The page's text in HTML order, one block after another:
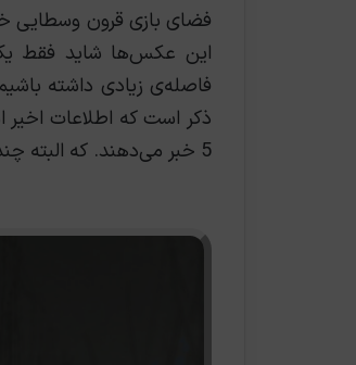
فضای بازی قرون وسطایی
این عکس‌ها شاید فقط
فاصله‌ی زیادی داشته
ذکر است که اطلاعات
5 خبر می‌دهند. که البته چندان جای تعجبی ندارد.